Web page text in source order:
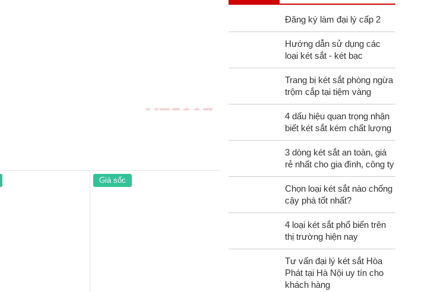
Giá sốc
Đăng ký làm đại lý cấp 2
Hướng dẫn sử dụng các
loại két sắt - két bạc
Trang bị két sắt phòng ngừa
trộm cắp tại tiệm vàng
4 dấu hiệu quan trọng nhận
biết két sắt kém chất lượng
3 dòng két sắt an toàn, giá
rẻ nhất cho gia đình, công ty
Chọn loại két sắt nào chống
cậy phá tốt nhất?
4 loại két sắt phổ biến trên
thị trường hiện nay
Tư vấn đại lý két sắt Hòa
Phát tại Hà Nội uy tín cho
khách hàng